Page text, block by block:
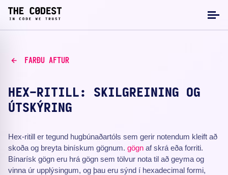
FARÐU AFTUR
HEX-RITILL: SKILGREINING OG
ÚTSKÝRING
Hex-ritill er tegund hugbúnaðartóls sem gerir notendum kleift að
skoða og breyta binískum gögnum. gögn af skrá eða forriti.
Bínarísk gögn eru hrá gögn sem tölvur nota til að geyma og
vinna úr upplýsingum, og þau eru sýnd í hexadecimal formi,